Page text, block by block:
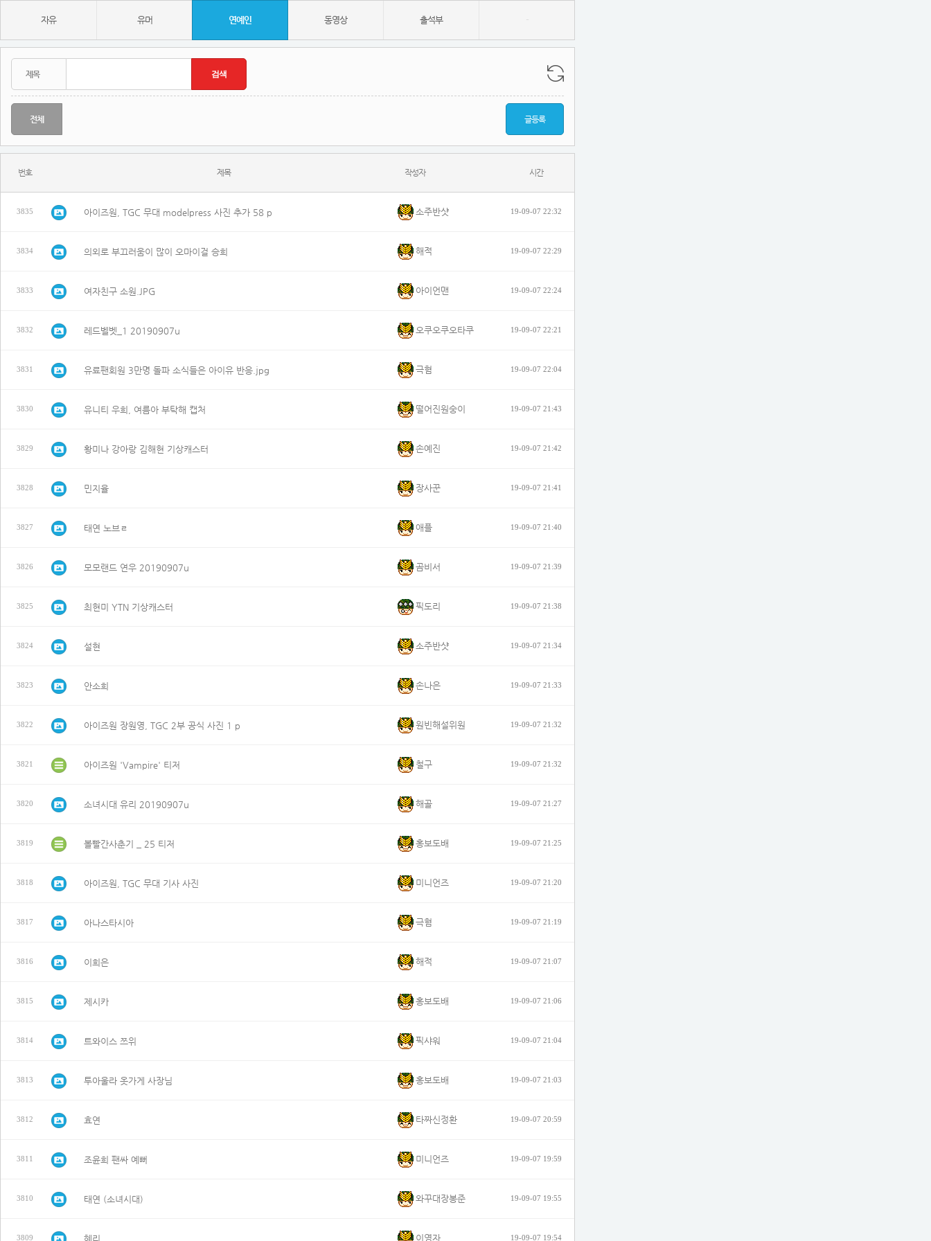
자유 유머 연예인 동영상 출석부 -
전체 글등록
번호 제목 작성자 시간
3835 아이즈원, TGC 무대 modelpress 사진 추가 58 p 소주반샷 19-09-07 22:32
3834 의외로 부끄러움이 많이 오마이걸 승희 해적 19-09-07 22:29
3833 여자친구 소원.JPG 아이언맨 19-09-07 22:24
3832 레드벨벳_1 20190907u 오쿠오쿠오타쿠 19-09-07 22:21
3831 유료팬회원 3만명 돌파 소식들은 아이유 반응.jpg 극혐 19-09-07 22:04
3830 유니티 우희, 여름아 부탁해 캡처 떨어진원숭이 19-09-07 21:43
3829 황미나 강아랑 김해현 기상캐스터 손예진 19-09-07 21:42
3828 민지율 장사꾼 19-09-07 21:41
3827 태연 노브ㄹ 애플 19-09-07 21:40
3826 모모랜드 연우 20190907u 곰비서 19-09-07 21:39
3825 최현미 YTN 기상캐스터 픽도리 19-09-07 21:38
3824 설현 소주반샷 19-09-07 21:34
3823 안소희 손나은 19-09-07 21:33
3822 아이즈원 장원영, TGC 2부 공식 사진 1 p 원빈해설위원 19-09-07 21:32
3821 아이즈원 'Vampire' 티저 철구 19-09-07 21:32
3820 소녀시대 유리 20190907u 해골 19-09-07 21:27
3819 볼빨간사춘기 _ 25 티저 홍보도배 19-09-07 21:25
3818 아이즈원, TGC 무대 기사 사진 미니언즈 19-09-07 21:20
3817 아나스타시아 극혐 19-09-07 21:19
3816 이희은 해적 19-09-07 21:07
3815 제시카 홍보도배 19-09-07 21:06
3814 트와이스 쯔위 픽샤워 19-09-07 21:04
3813 투아울라 옷가게 사장님 홍보도배 19-09-07 21:03
3812 효연 타짜신정환 19-09-07 20:59
3811 조윤희 팬싸 예뻐 미니언즈 19-09-07 19:59
3810 태연 (소녀시대) 와꾸대장봉준 19-09-07 19:55
3809 혜리 이영자 19-09-07 19:54